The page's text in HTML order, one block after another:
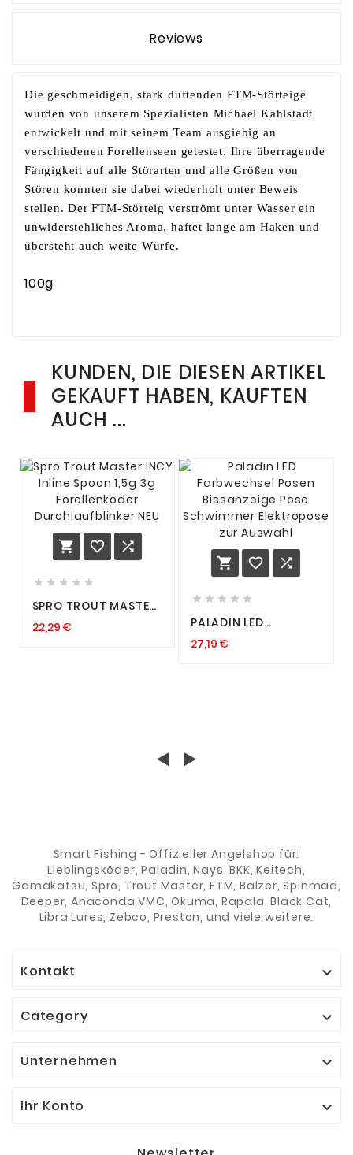
Reviews
Die geschmeidigen, stark duftenden FTM-Störteige
wurden von unserem Spezialisten Michael Kahlstadt
entwickelt und mit seinem Team ausgiebig an
verschiedenen Forellenseen getestet. Ihre überragende
Fängigkeit auf alle Störarten und alle Größen von
Stören konnten sie dabei wiederholt unter Beweis
stellen. Der FTM-Störteig verströmt unter Wasser ein
unwiderstehliches Aroma, haftet lange am Haken und
übersteht auch weite Würfe.
100g
KUNDEN, DIE DIESEN ARTIKEL
GEKAUFT HABEN, KAUFTEN
AUCH ...
  
    
SPRO TROUT MASTER
1,5G 3G
22,29 €
  
    
PALADIN LED
BISSANZEIGE POSE
27,19 €
Smart Fishing - Offizieller Angelshop für:
Lieblingsköder, Paladin, Nays, BKK, Keitech,
Gamakatsu, Spro, Trout Master, FTM, Balzer, Spinmad,
Deeper, Anaconda,VMC, Okuma, Rapala, Black Cat,
Libra Lures, Zebco, Preston, und viele weitere.
Kontakt 
Category 
Unternehmen 
Ihr Konto 